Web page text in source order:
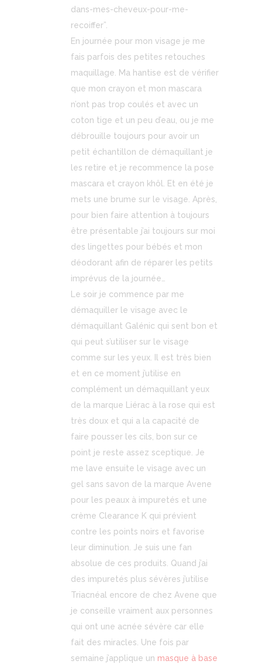
dans-mes-cheveux-pour-me-
recoiffer”.
En journée pour mon visage je me
fais parfois des petites retouches
maquillage. Ma hantise est de vérifier
que mon crayon et mon mascara
n’ont pas trop coulés et avec un
coton tige et un peu d’eau, ou je me
débrouille toujours pour avoir un
petit échantillon de démaquillant je
les retire et je recommence la pose
mascara et crayon khôl. Et en été je
mets une brume sur le visage. Après,
pour bien faire attention à toujours
être présentable j’ai toujours sur moi
des lingettes pour bébés et mon
déodorant afin de réparer les petits
imprévus de la journée…
Le soir je commence par me
démaquiller le visage avec le
démaquillant Galénic qui sent bon et
qui peut s’utiliser sur le visage
comme sur les yeux. Il est très bien
et en ce moment j’utilise en
complément un démaquillant yeux
de la marque Liérac à la rose qui est
très doux et qui a la capacité de
faire pousser les cils, bon sur ce
point je reste assez sceptique. Je
me lave ensuite le visage avec un
gel sans savon de la marque Avene
pour les peaux à impuretés et une
crème Clearance K qui prévient
contre les points noirs et favorise
leur diminution. Je suis une fan
absolue de ces produits. Quand j’ai
des impuretés plus sévères j’utilise
Triacnéal encore de chez Avene que
je conseille vraiment aux personnes
qui ont une acnée sévère car elle
fait des miracles. Une fois par
semaine j’applique un masque à base